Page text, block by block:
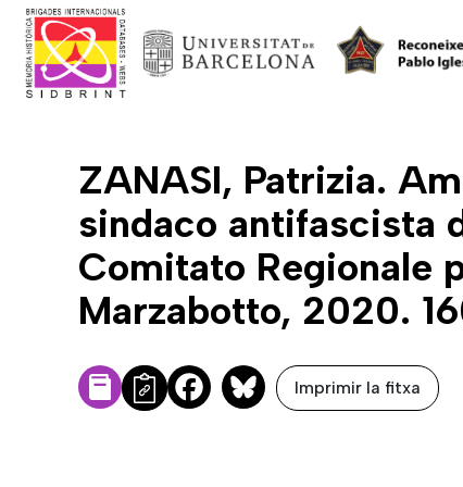
ZANASI, Patrizia.
sindaco antifascista
Comitato Regionale
Marzabotto, 2020.
FacebookBluesky
Imprimir la fitxa